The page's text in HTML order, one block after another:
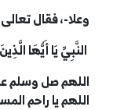
وعلا-، فقال
النَّبِيِّ يَا أَيُّهَا
اللهم صل وسلم
اللهم يا راحم